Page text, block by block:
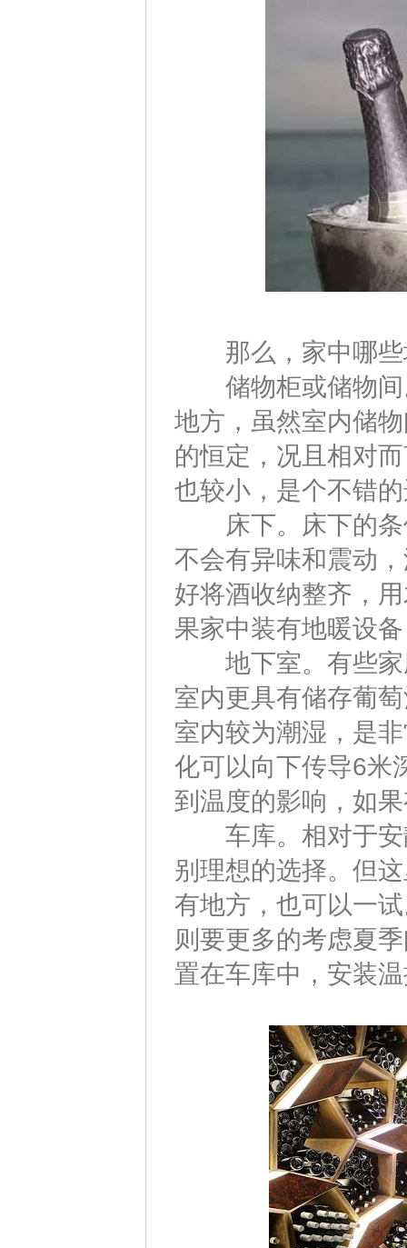
那么，家中哪些
储物柜或储物间
地方，虽然室内储
的恒定，况且相对
也较小，是个不错
床下。床下的条
不会有异味和震动
好将酒收纳整齐，
果家中装有地暖设
地下室。有些家
室内更具有储存葡
室内较为潮湿，是
化可以向下传导6米
到温度的影响，如
车库。相对于安
别理想的选择。但
有地方，也可以一
则要更多的考虑夏
置在车库中，安装